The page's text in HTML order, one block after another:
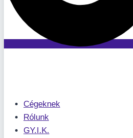
Cégeknek
Rólunk
GY.I.K.